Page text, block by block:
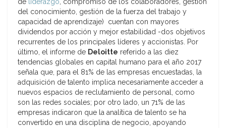
del conocimiento, gestión de la fuerza del trabajo y
capacidad de aprendizaje) cuentan con mayores
dividendos por acción y mejor estabilidad -dos objetivos
recurrentes de los principales líderes y accionistas. Por
último, el informe de Deloitte referido a las diez
tendencias globales en capital humano para el año 2017
señala que, para el 81% de las empresas encuestadas, la
adquisición de talento implica necesariamente acceder a
nuevos espacios de reclutamiento de personal, como
son las redes sociales; por otro lado, un 71% de las
empresas indicaron que la analítica de talento se ha
convertido en una disciplina de negocio, apoyando